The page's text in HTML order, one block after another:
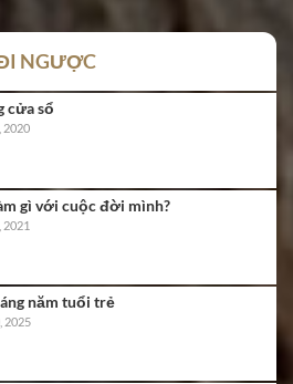
NGƯỢC
cửa sổ
2020
gì với cuộc đời mình?
2021
năm tuổi trẻ
2025